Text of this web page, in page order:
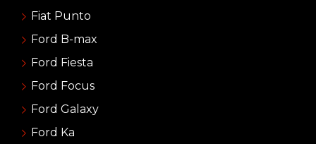
Fiat Punto
Ford B-max
Ford Fiesta
Ford Focus
Ford Galaxy
Ford Ka